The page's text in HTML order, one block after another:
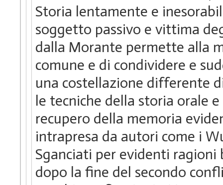
Storia lentamente e
soggetto passivo e vittima
dalla Morante permette alla
comune e di condividere e
una costellazione differente
le tecniche della storia orale
recupero della memoria
intrapresa da autori come i
Sganciati per evidenti
dopo la fine del secondo